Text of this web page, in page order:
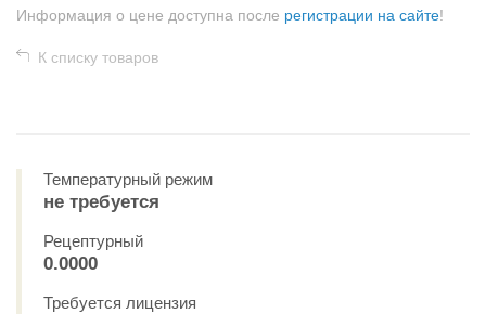
Информация о цене доступна после регистрации на сайте!
К списку товаров
Температурный режим
не требуется
Рецептурный
0.0000
Требуется лицензия